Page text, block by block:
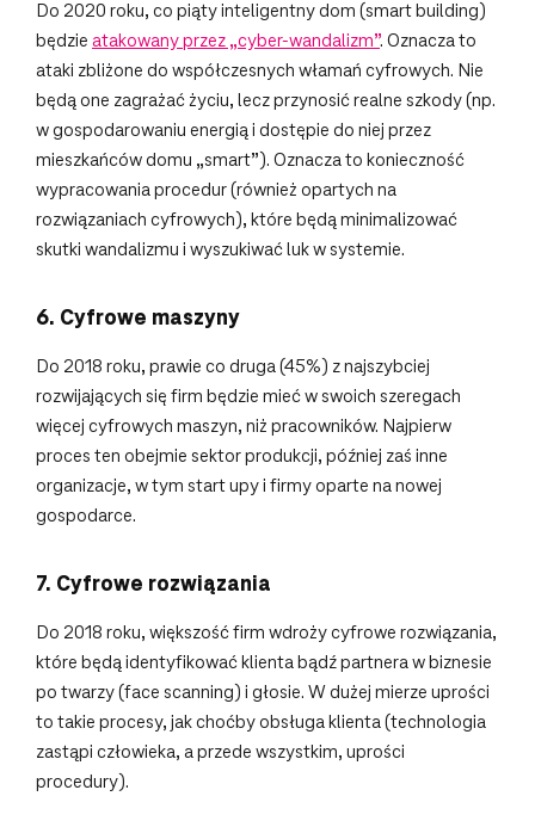
Do 2020 roku, co piąty inteligentny dom (smart building)
będzie atakowany przez „cyber-wandalizm”. Oznacza to
ataki zbliżone do współczesnych włamań cyfrowych. Nie
będą one zagrażać życiu, lecz przynosić realne szkody (np.
w gospodarowaniu energią i dostępie do niej przez
mieszkańców domu „smart”). Oznacza to konieczność
wypracowania procedur (również opartych na
rozwiązaniach cyfrowych), które będą minimalizować
skutki wandalizmu i wyszukiwać luk w systemie.
6. Cyfrowe maszyny
Do 2018 roku, prawie co druga (45%) z najszybciej
rozwijających się firm będzie mieć w swoich szeregach
więcej cyfrowych maszyn, niż pracowników. Najpierw
proces ten obejmie sektor produkcji, później zaś inne
organizacje, w tym start upy i firmy oparte na nowej
gospodarce.
7. Cyfrowe rozwiązania
Do 2018 roku, większość firm wdroży cyfrowe rozwiązania,
które będą identyfikować klienta bądź partnera w biznesie
po twarzy (face scanning) i głosie. W dużej mierze uprości
to takie procesy, jak choćby obsługa klienta (technologia
zastąpi człowieka, a przede wszystkim, uprości
procedury).